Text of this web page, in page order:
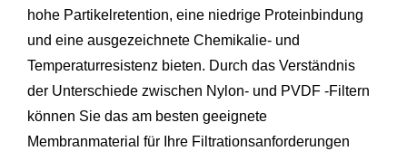
hohe Partikelretention, eine niedrige Proteinbindung
und eine ausgezeichnete Chemikalie- und
Temperaturresistenz bieten. Durch das Verständnis
der Unterschiede zwischen Nylon- und PVDF -Filtern
können Sie das am besten geeignete
Membranmaterial für Ihre Filtrationsanforderungen